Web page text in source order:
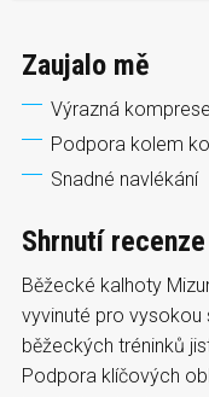
Zaujalo mě
Výrazná komprese
Podpora kolem
Snadné navlékání
Shrnutí recenze
Běžecké kalhoty
vyvinuté pro
běžeckých tréninků
Podpora klíčových